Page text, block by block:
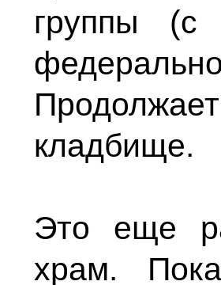
группы (с
кладбище.
Это еще
храм.